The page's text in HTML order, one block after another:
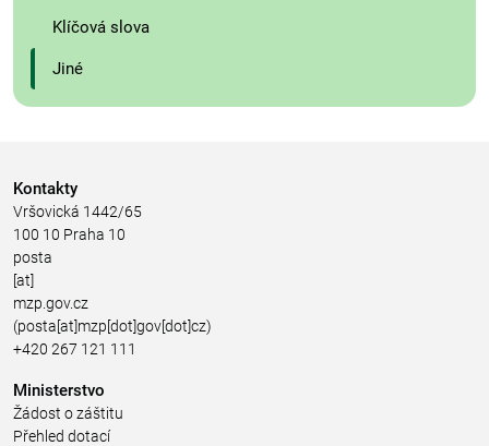
Klíčová slova
Jiné
Kontakty
Vršovická 1442/65
100 10 Praha 10
posta
[at]
mzp.gov.cz
(posta[at]mzp[dot]gov[dot]cz)
+420 267 121 111
Ministerstvo
Žádost o záštitu
Přehled dotací